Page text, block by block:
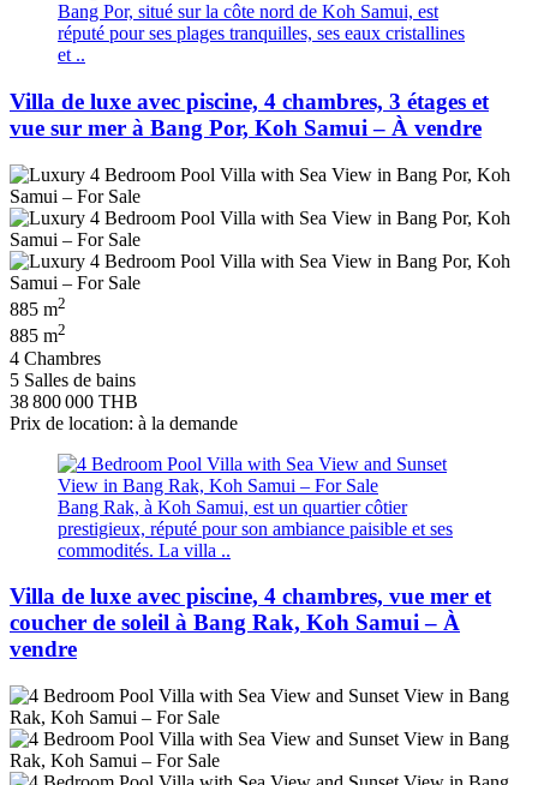
Bang Por, situé sur la côte nord de Koh Samui, est
réputé pour ses plages tranquilles, ses eaux cristallines
et ..
Villa de luxe avec piscine, 4 chambres, 3 étages et
vue sur mer à Bang Por, Koh Samui – À vendre
885 m2
885 m2
4 Chambres
5 Salles de bains
38 800 000 THB
Prix de location: à la demande
Bang Rak, à Koh Samui, est un quartier côtier
prestigieux, réputé pour son ambiance paisible et ses
commodités. La villa ..
Villa de luxe avec piscine, 4 chambres, vue mer et
coucher de soleil à Bang Rak, Koh Samui – À
vendre